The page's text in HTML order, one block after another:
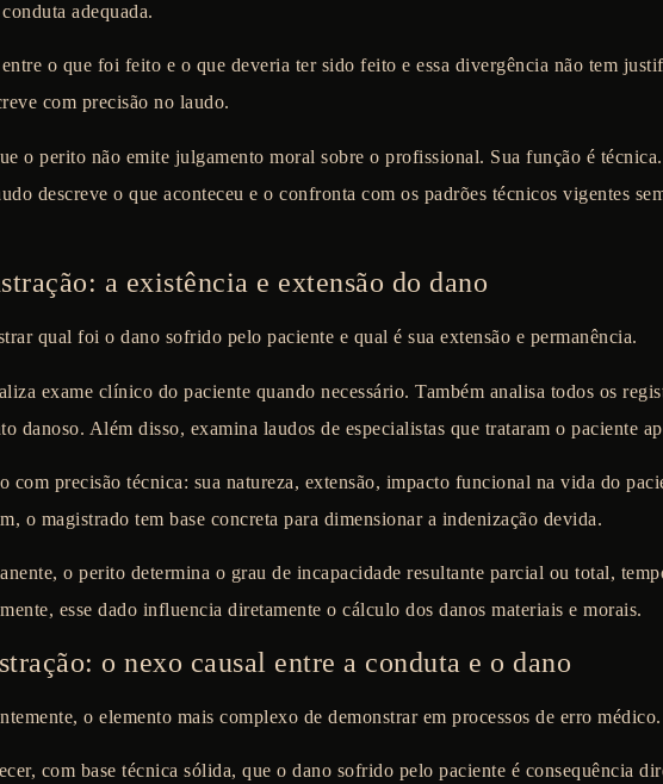
adequada.
o que foi feito e o que deveria ter sido feito e essa divergência não tem
com precisão no laudo.
o perito não emite julgamento moral sobre o profissional. Sua função é técnica.
descreve o que aconteceu e o confronta com os padrões técnicos vigentes
a existência e extensão do dano
qual foi o dano sofrido pelo paciente e qual é sua extensão e permanência.
exame clínico do paciente quando necessário. Também analisa todos os
danoso. Além disso, examina laudos de especialistas que trataram o paciente
com precisão técnica: sua natureza, extensão, impacto funcional na vida do
o magistrado tem base concreta para dimensionar a indenização devida.
o perito determina o grau de incapacidade resultante parcial ou total,
esse dado influencia diretamente o cálculo dos danos materiais e morais.
o nexo causal entre a conduta e o dano
o elemento mais complexo de demonstrar em processos de erro médico.
com base técnica sólida, que o dano sofrido pelo paciente é consequência